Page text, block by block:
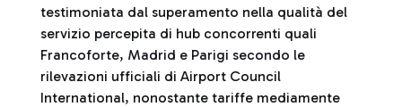
testimoniata dal superamento nella qualità del
servizio percepita di hub concorrenti quali
Francoforte, Madrid e Parigi secondo le
rilevazioni ufficiali di Airport Council
International, nonostante tariffe mediamente